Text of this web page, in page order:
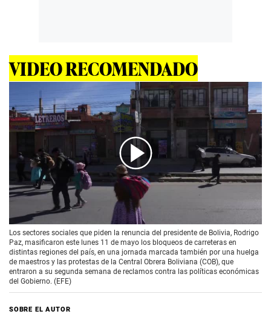
VIDEO RECOMENDADO
00:00
Los sectores sociales que piden la renuncia del presidente de Bolivia, Rodrigo
Paz, masificaron este lunes 11 de mayo los bloqueos de carreteras en
distintas regiones del país, en una jornada marcada también por una huelga
de maestros y las protestas de la Central Obrera Boliviana (COB), que
entraron a su segunda semana de reclamos contra las políticas económicas
del Gobierno. (EFE)
SOBRE EL AUTOR